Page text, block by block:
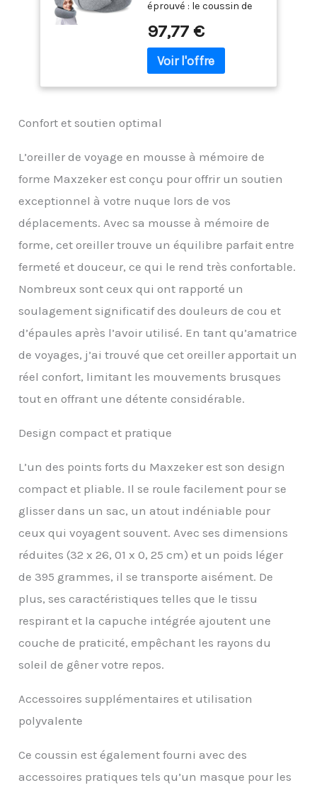
pour plus de confort
en avion | Design
compact et
ergonomique | Idéal
pour les voyages, les
éprouvé : le coussin de
conçu avec une forme
unique pour fournir un
confort et un soutien du
votre cou droits pendant
douleurs, les tensions et
l'oreiller de voyage
parfait pour les avions,
Avec un soutien du
menton doux mais
ferme, vous dites adieu
aux ronflements et aux
moments d'ouverture de
peur de voler : le coussin
de voyage Maxzeker
soulage l'anxiété du
voyage en offrant un
maximum de confort et
une sensation de câlin
voler, du stress et des
efficace crée un
environnement serein,
détendre et à profiter de
votre voyage.
: notre coussin de nuque
pour voyage est
recouvert d'un tissu
respirant, résistant à la
transpiration et super
doux pour vous garder au
frais et à l'aise. La
housse de coussin
frais à chaque voyage.
forme de U, Maxzeker
et sèche rapidement, de
97,77 €
Confort et soutien optimal
L’oreiller de voyage en mousse à mémoire de
forme Maxzeker est conçu pour offrir un soutien
exceptionnel à votre nuque lors de vos
déplacements. Avec sa mousse à mémoire de
forme, cet oreiller trouve un équilibre parfait entre
fermeté et douceur, ce qui le rend très confortable.
Nombreux sont ceux qui ont rapporté un
soulagement significatif des douleurs de cou et
d’épaules après l’avoir utilisé. En tant qu’amatrice
de voyages, j’ai trouvé que cet oreiller apportait un
réel confort, limitant les mouvements brusques
tout en offrant une détente considérable.
Design compact et pratique
L’un des points forts du Maxzeker est son design
compact et pliable. Il se roule facilement pour se
glisser dans un sac, un atout indéniable pour
ceux qui voyagent souvent. Avec ses dimensions
réduites (32 x 26, 01 x 0, 25 cm) et un poids léger
de 395 grammes, il se transporte aisément. De
plus, ses caractéristiques telles que le tissu
respirant et la capuche intégrée ajoutent une
couche de praticité, empêchant les rayons du
soleil de gêner votre repos.
Accessoires supplémentaires et utilisation
polyvalente
Ce coussin est également fourni avec des
accessoires pratiques tels qu’un masque pour les